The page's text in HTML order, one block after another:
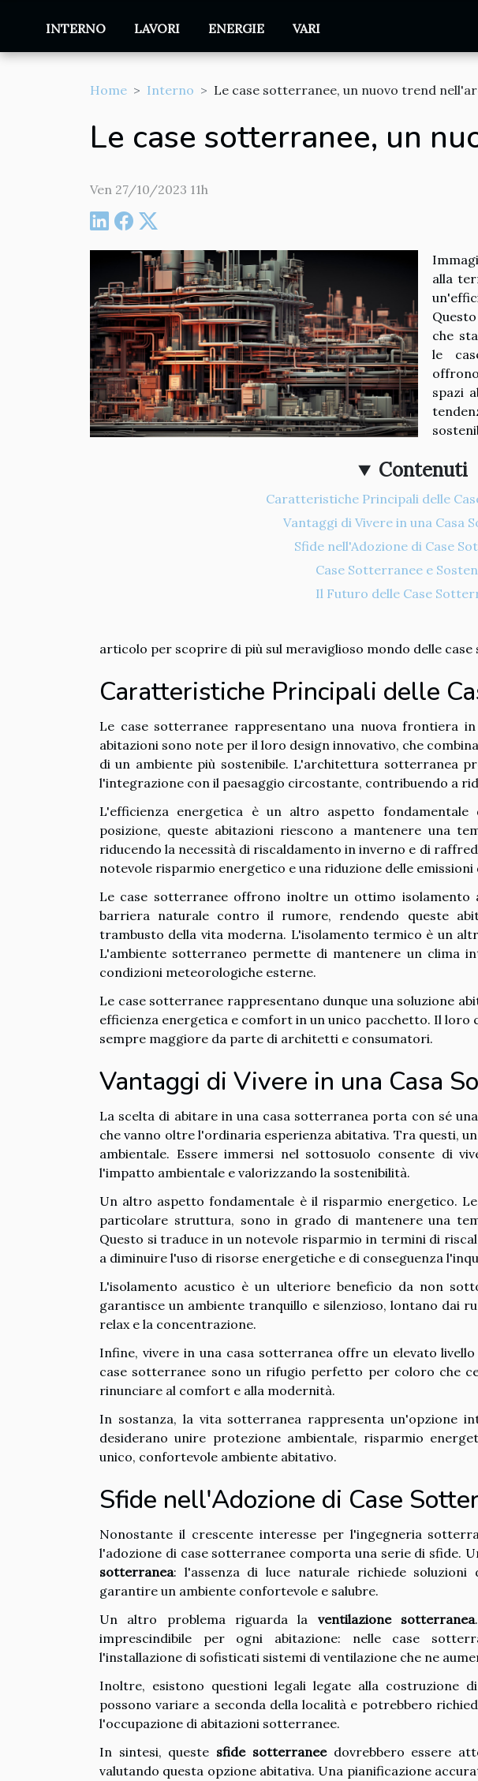
INTERNO LAVORI ENERGIE VARI
Home Interno Le case sotterranee, un nuovo trend
Le case sotterranee, un
Ven 27/10/2023 11h
Contenuti
Caratteristiche Principali delle
Vantaggi di Vivere in una Casa
Sfide nell'Adozione di Case
Case Sotterranee e
Il Futuro delle Case
alla
che
le
spazi
articolo per scoprire di più sul meraviglioso mondo delle
Caratteristiche Principali delle
Le case sotterranee rappresentano una nuova frontiera
abitazioni sono note per il loro design innovativo, che
di un ambiente più sostenibile. L'architettura sotterranea
l'integrazione con il paesaggio circostante, contribuendo a
L'efficienza energetica è un altro aspetto
posizione, queste abitazioni riescono a mantenere una
riducendo la necessità di riscaldamento in inverno e di
notevole risparmio energetico e una riduzione delle emissioni
Le case sotterranee offrono inoltre un ottimo
barriera naturale contro il rumore, rendendo queste
trambusto della vita moderna. L'isolamento termico è un
L'ambiente sotterraneo permette di mantenere un clima
condizioni meteorologiche esterne.
Le case sotterranee rappresentano dunque una soluzione
efficienza energetica e comfort in un unico pacchetto. Il loro
sempre maggiore da parte di architetti e consumatori.
Vantaggi di Vivere in una Casa
La scelta di abitare in una casa sotterranea porta con sé
che vanno oltre l'ordinaria esperienza abitativa. Tra questi,
ambientale. Essere immersi nel sottosuolo consente di
l'impatto ambientale e valorizzando la sostenibilità.
Un altro aspetto fondamentale è il risparmio energetico.
particolare struttura, sono in grado di mantenere una
Questo si traduce in un notevole risparmio in termini di
a diminuire l'uso di risorse energetiche e di conseguenza
L'isolamento acustico è un ulteriore beneficio da non
garantisce un ambiente tranquillo e silenzioso, lontano dai
relax e la concentrazione.
Infine, vivere in una casa sotterranea offre un elevato
case sotterranee sono un rifugio perfetto per coloro che
rinunciare al comfort e alla modernità.
In sostanza, la vita sotterranea rappresenta un'opzione
desiderano unire protezione ambientale, risparmio
unico, confortevole ambiente abitativo.
Sfide nell'Adozione di Case
Nonostante il crescente interesse per l'ingegneria
l'adozione di case sotterranee comporta una serie di sfide.
sotterranea: l'assenza di luce naturale richiede
garantire un ambiente confortevole e salubre.
Un altro problema riguarda la ventilazione sotterranea
imprescindibile per ogni abitazione: nelle case
l'installazione di sofisticati sistemi di ventilazione che ne
Inoltre, esistono questioni legali legate alla costruzione
possono variare a seconda della località e potrebbero
l'occupazione di abitazioni sotterranee.
In sintesi, queste sfide sotterraneedovrebbero essere
valutando questa opzione abitativa. Una pianificazione